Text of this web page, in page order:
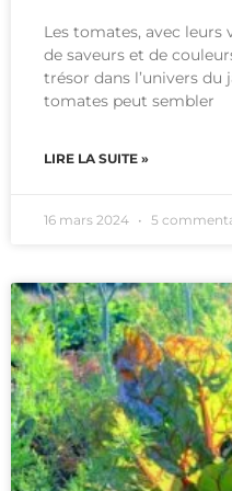
Les tomates, avec leurs
de saveurs et de
trésor dans l’univers du
tomates peut sembler
LIRE LA SUITE »
16 mars 2024 5